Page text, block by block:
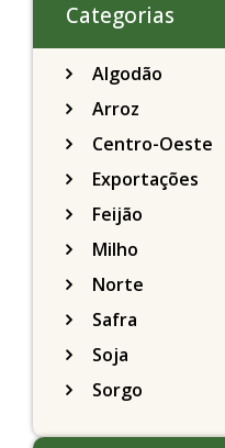
Categorias
Algodão
Arroz
Centro-Oeste
Exportações
Feijão
Milho
Norte
Safra
Soja
Sorgo